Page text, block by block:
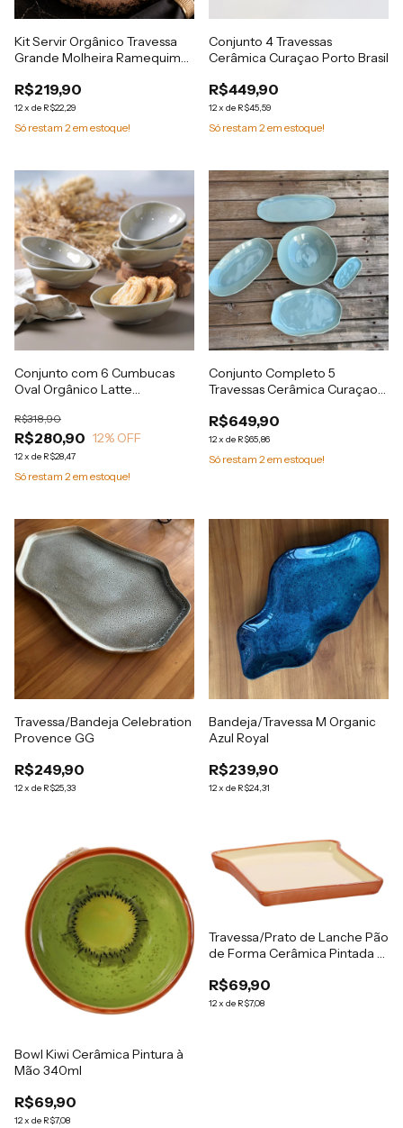
Kit Servir Orgânico Travessa
Grande Molheira Ramequim
R$219,90
12x de R$22,29
Só restam 2em estoque!
Conjunto 4 Travessas
Cerâmica Curaçao Porto Brasil
R$449,90
12x de R$45,59
Só restam 2em estoque!
Conjunto com 6 Cumbucas
Oval Orgânico Latte
R$280,90
R$318,90
12% OFF
12x de R$28,47
Só restam 2em estoque!
Conjunto Completo 5
Travessas Cerâmica Curaçao
R$649,90
12x de R$65,86
Só restam 2em estoque!
Travessa/Bandeja Celebration
Provence GG
R$249,90
12x de R$25,33
Bandeja/Travessa M Organic
Azul Royal
R$239,90
12x de R$24,31
Bowl Kiwi Cerâmica Pintura à
Mão 340ml
R$69,90
12x de R$7,08
Travessa/Prato de Lanche Pão
de Forma Cerâmica Pintada à
R$69,90
12x de R$7,08